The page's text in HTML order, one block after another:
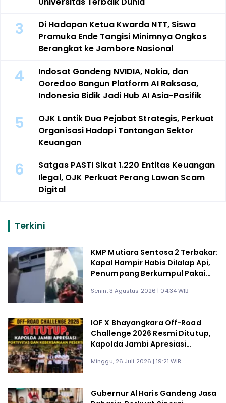
3
Di Hadapan Ketua Kwarda NTT, Siswa
Pramuka Ende Tangisi Minimnya Ongkos
Berangkat ke Jambore Nasional
4
Indosat Gandeng NVIDIA, Nokia, dan
Ooredoo Bangun Platform AI Raksasa,
Indonesia Bidik Jadi Hub AI Asia-Pasifik
5
OJK Lantik Dua Pejabat Strategis, Perkuat
Organisasi Hadapi Tantangan Sektor
Keuangan
6
Satgas PASTI Sikat 1.220 Entitas Keuangan
Ilegal, OJK Perkuat Perang Lawan Scam
Digital
Terkini
KMP Mutiara Sentosa 2 Terbakar:
Kapal Hampir Habis Dilalap Api,
Penumpang Berkumpul Pakai
Senin, 3 Agustus 2026 | 04:34 WIB
IOF X Bhayangkara Off-Road
Challenge 2026 Resmi Ditutup,
Kapolda Jambi Apresiasi
Minggu, 26 Juli 2026 | 19:21 WIB
Gubernur Al Haris Gandeng Jasa